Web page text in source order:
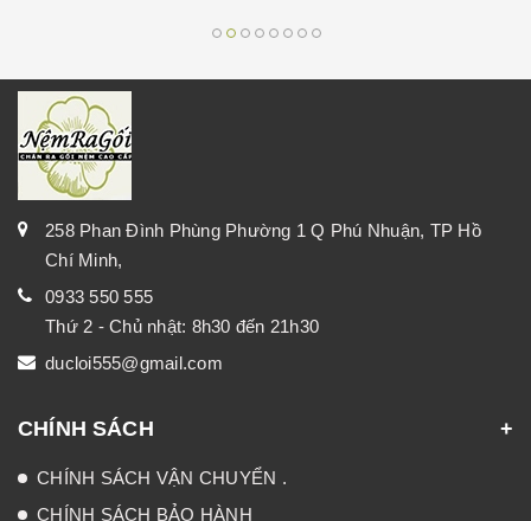
258 Phan Đình Phùng Phường 1 Q Phú Nhuận, TP Hồ
Chí Minh,
0933 550 555
Thứ 2 - Chủ nhật: 8h30 đến 21h30
ducloi555@gmail.com
CHÍNH SÁCH
CHÍNH SÁCH VẬN CHUYỂN .
CHÍNH SÁCH BẢO HÀNH